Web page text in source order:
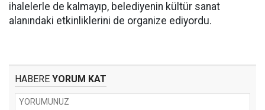
ihalelerle de kalmayıp, belediyenin kültür sanat
alanındaki etkinliklerini de organize ediyordu.
HABERE YORUM KAT